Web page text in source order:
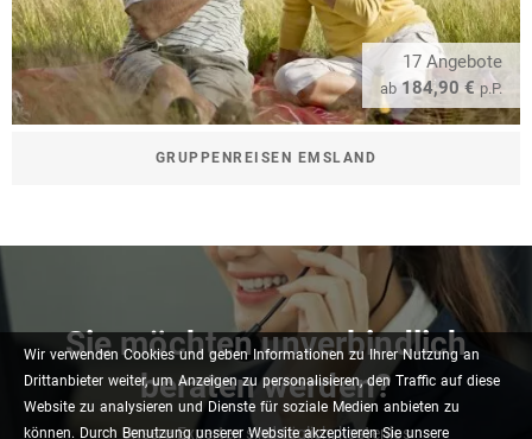
Wir verwenden Cookies und geben Informationen zu Ihrer Nutzung an
Drittanbieter weiter, um Anzeigen zu personalisieren, den Traffic auf diese
Website zu analysieren und Dienste für soziale Medien anbieten zu
können. Durch Benutzung unserer Website akzeptieren Sie unsere
17 Angebote
ab 184,90 €p.P.
GRUPPENREISEN EMSLAND
Sie möchten unverbindlich
beraten werden?
Unsere Experten sind täglich, kostenlos